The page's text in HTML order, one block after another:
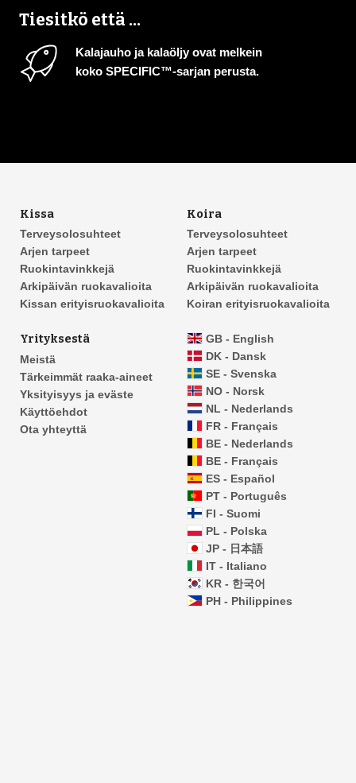
Tiesitkö että ...
Kalajauho ja kalaöljy ovat melkein
koko SPECIFIC™-sarjan perusta.
Kissa
Terveysolosuhteet
Arjen tarpeet
Ruokintavinkkejä
Arkipäivän ruokavalioita
Kissan erityisruokavalioita
Koira
Terveysolosuhteet
Arjen tarpeet
Ruokintavinkkejä
Arkipäivän ruokavalioita
Koiran erityisruokavalioita
Yrityksestä
Meistä
Tärkeimmät raaka-aineet
Yksityisyys ja eväste
Käyttöehdot
Ota yhteyttä
GB - English
DK - Dansk
SE - Svenska
NO - Norsk
NL - Nederlands
FR - Français
BE - Nederlands
BE - Français
ES - Español
PT - Português
FI - Suomi
PL - Polska
JP - 日本語
IT - Italiano
KR - 한국어
PH - Philippines